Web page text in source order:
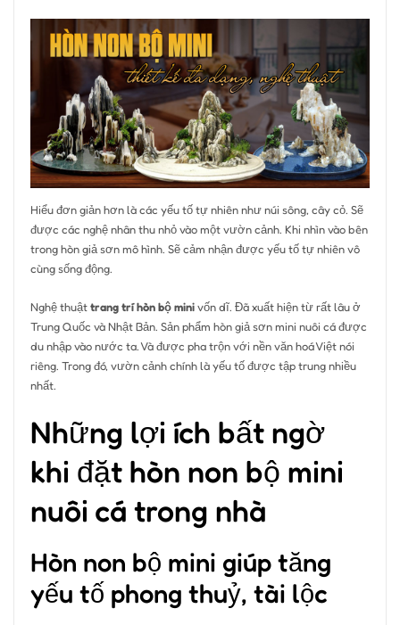
Hiểu đơn giản hơn là các yếu tố tự nhiên như núi sông, cây cỏ. Sẽ
được các nghệ nhân thu nhỏ vào một vườn cảnh. Khi nhìn vào bên
trong hòn giả sơn mô hình. Sẽ cảm nhận được yếu tố tự nhiên vô
cùng sống động.
Nghệ thuậttrang trí hòn bộ minivốn dĩ. Đã xuất hiện từ rất lâu ở
Trung Quốc và Nhật Bản. Sản phẩm hòn giả sơn mini nuôi cá được
du nhập vào nước ta. Và được pha trộn với nền văn hoá Việt nói
riêng. Trong đó, vườn cảnh chính là yếu tố được tập trung nhiều
nhất.
Những lợi ích bất ngờ
khi đặt hòn non bộ mini
nuôi cá trong nhà
Hòn non bộ mini giúp tăng
yếu tố phong thuỷ, tài lộc